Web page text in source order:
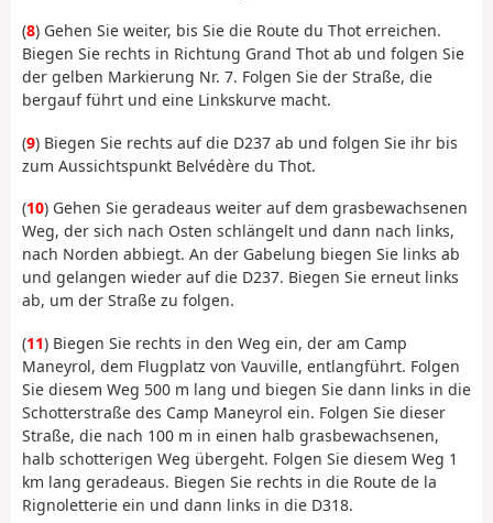
(8) Gehen Sie weiter, bis Sie die Route du Thot erreichen.
Biegen Sie rechts in Richtung Grand Thot ab und folgen Sie
der gelben Markierung Nr. 7. Folgen Sie der Straße, die
bergauf führt und eine Linkskurve macht.
(9) Biegen Sie rechts auf die D237 ab und folgen Sie ihr bis
zum Aussichtspunkt Belvédère du Thot.
(10) Gehen Sie geradeaus weiter auf dem grasbewachsenen
Weg, der sich nach Osten schlängelt und dann nach links,
nach Norden abbiegt. An der Gabelung biegen Sie links ab
und gelangen wieder auf die D237. Biegen Sie erneut links
ab, um der Straße zu folgen.
(11) Biegen Sie rechts in den Weg ein, der am Camp
Maneyrol, dem Flugplatz von Vauville, entlangführt. Folgen
Sie diesem Weg 500 m lang und biegen Sie dann links in die
Schotterstraße des Camp Maneyrol ein. Folgen Sie dieser
Straße, die nach 100 m in einen halb grasbewachsenen,
halb schotterigen Weg übergeht. Folgen Sie diesem Weg 1
km lang geradeaus. Biegen Sie rechts in die Route de la
Rignoletterie ein und dann links in die D318.